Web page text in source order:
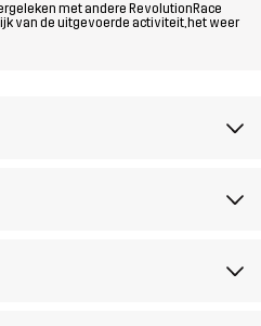
met andere RevolutionRace
van de uitgevoerde activiteit, het weer